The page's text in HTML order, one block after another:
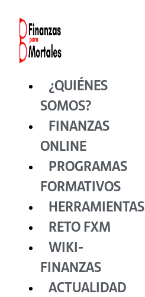
contenido
¿QUIÉNES
SOMOS?
FINANZAS
ONLINE
PROGRAMAS
FORMATIVOS
HERRAMIENTAS
RETO FXM
WIKI-
FINANZAS
ACTUALIDAD